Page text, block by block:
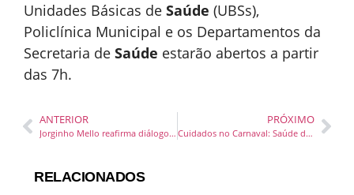
Unidades Básicas de Saúde (UBSs),
Policlínica Municipal e os Departamentos da
Secretaria de Saúde estarão abertos a partir
das 7h.
ANTERIOR
Jorginho Mello reafirma diálogo com a Assembleia Legislativa para projetos a favor de SC em 2024
PRÓXIMO
Cuidados no Carnaval: Saúde de Camboriú oferece testes rápidos de forma gratuita aos moradores
RELACIONADOS